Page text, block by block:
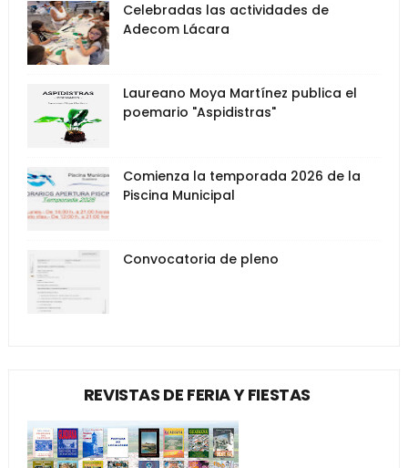
Celebradas las actividades de
Adecom Lácara
Laureano Moya Martínez publica el
poemario "Aspidistras"
Comienza la temporada 2026 de la
Piscina Municipal
Convocatoria de pleno
REVISTAS DE FERIA Y FIESTAS